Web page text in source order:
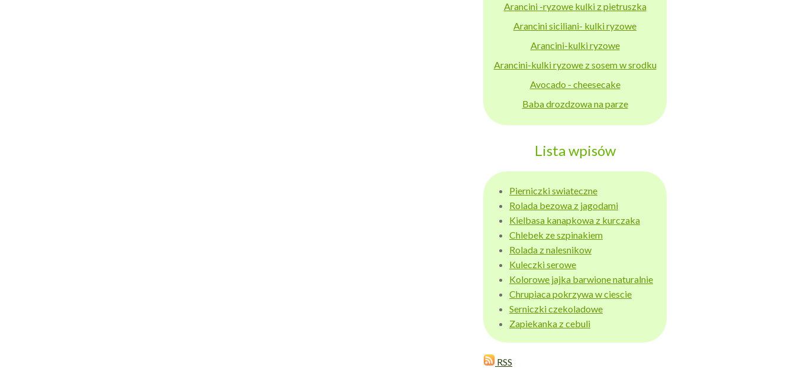
Arancini -ryzowe kulki z pietruszka
Arancini siciliani- kulki ryzowe
Arancini-kulki ryzowe
Arancini-kulki ryzowe z sosem w srodku
Avocado - cheesecake
Baba drozdzowa na parze
Lista wpisów
Pierniczki swiateczne
Rolada bezowa z jagodami
Kielbasa kanapkowa z kurczaka
Chlebek ze szpinakiem
Rolada z nalesnikow
Kuleczki serowe
Kolorowe jajka barwione naturalnie
Chrupiaca pokrzywa w ciescie
Serniczki czekoladowe
Zapiekanka z cebuli
RSS